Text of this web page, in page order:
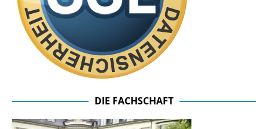
DIE FACHSCHAFT